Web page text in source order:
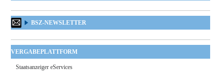
BSZ-NEWSLETTER
VERGABEPLATTFORM
Staatsanzeiger eServices